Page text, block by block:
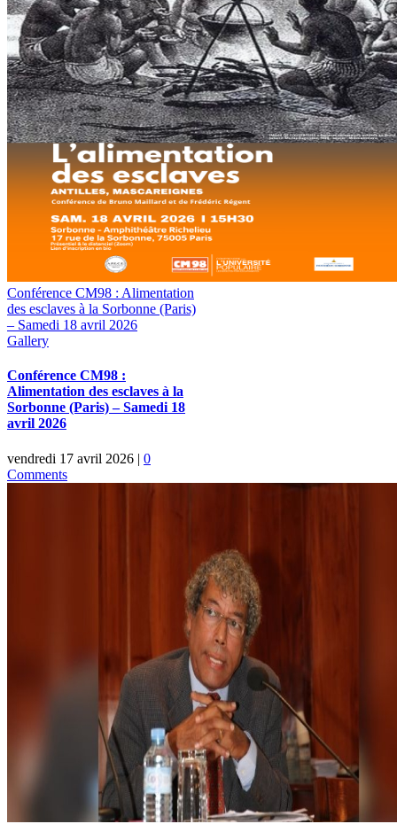
Conférence CM98 : Alimentation
des esclaves à la Sorbonne (Paris)
– Samedi 18 avril 2026
Gallery
Conférence CM98 :
Alimentation des esclaves à la
Sorbonne (Paris) – Samedi 18
avril 2026
vendredi 17 avril 2026 | 0
Comments